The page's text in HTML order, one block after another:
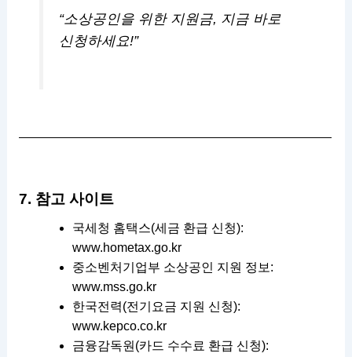
“소상공인을 위한 지원금, 지금 바로
신청하세요!”
7. 참고 사이트
국세청 홈택스(세금 환급 신청):
www.hometax.go.kr
중소벤처기업부 소상공인 지원 정보:
www.mss.go.kr
한국전력(전기요금 지원 신청):
www.kepco.co.kr
금융감독원(카드 수수료 환급 신청):